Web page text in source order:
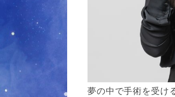
夢の中で手術を受け